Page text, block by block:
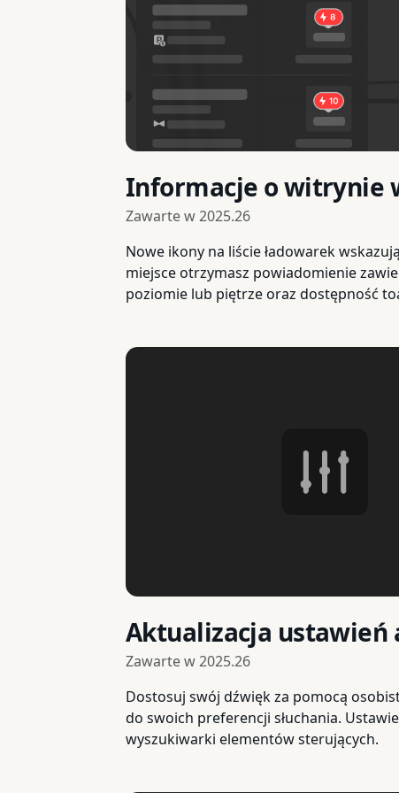
Informacje o witrynie
Zawarte w2025.26
Nowe ikony na liście ładowarek
miejsce otrzymasz powiadomienie
poziomie lub piętrze oraz dostępność
Aktualizacja ustawień
Zawarte w2025.26
Dostosuj swój dźwięk za pomocą
do swoich preferencji słuchania.
wyszukiwarki elementów sterujących.